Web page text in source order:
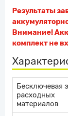
Результаты
Внимание!
комплект не
Бесключевая
расходных
материалов